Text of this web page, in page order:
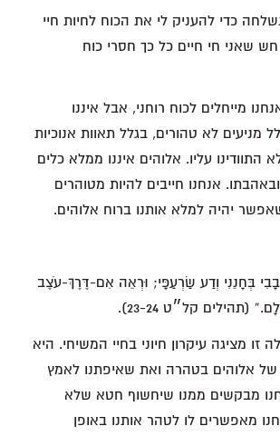
כדי להעניק לי את הכוח לחיות חיי
חש שאני חי חיים כל כך חסרי כוח
מייחלים לכוח רוחני, אבל איננו
מניעים לא טהורים, בגלל תאוות אנוכיות
עליו. אלוהים איננו ממלא כלים
אנחנו חייבים להיות מטוהרים
יהיה למלא אותנו ברוח אלוהים.
בְּחָנֵנִי וְדַע שַׂרְעַפָּי; וּרְאֵה אִם-דֶּרֶךְ-עֹצֶב
(תהילים קל״ט 23-24).
זו מציגה עיקרון חיוני בחיי המשיחי. היא
של אלוהים בטהרה ואת שאיפתנו לאמץ
מבקשים ממנו שיחשוף חטא שלא
מאפשרים לו לטהר אותנו באופן